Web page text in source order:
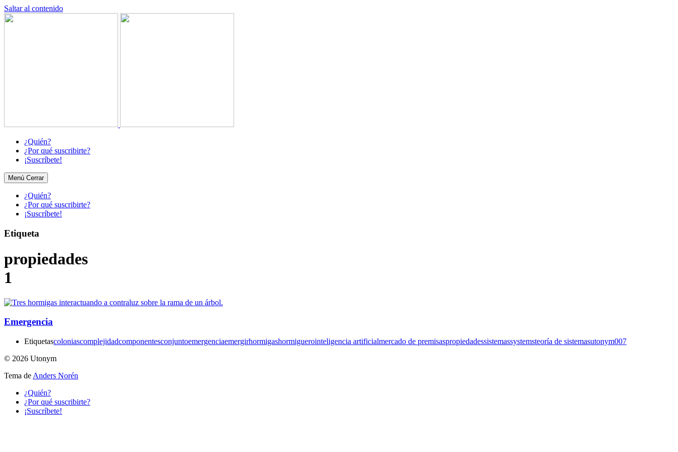
Saltar al contenido
¿Quién?
¿Por qué suscribirte?
¡Suscríbete!
Menú Cerrar
¿Quién?
¿Por qué suscribirte?
¡Suscríbete!
Etiqueta
propiedades
1
Emergencia
Etiquetascoloniascomplejidadcomponentesconjuntoemergenciaemergirhormigashormiguerointeligencia artificialmercado de premisaspropiedadessistemassystemsteoría de sistemasutonym007
© 2026 Utonym
Tema de Anders Norén
¿Quién?
¿Por qué suscribirte?
¡Suscríbete!